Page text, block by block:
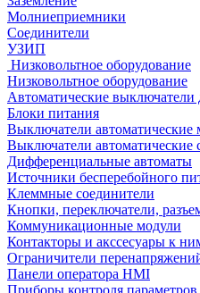
Молниеприемники
Соединители
УЗИП
Низковольтное оборудование
Низковольтное оборудование
Автоматические выключатели
Блоки питания
Выключатели автоматические
Выключатели автоматические
Дифференциальные автоматы
Источники бесперебойного
Клеммные соединители
Кнопки, переключатели,
Коммуникационные модули
Контакторы и акссесуары к
Ограничители
Панели оператора HMI
Приборы контроля параметров